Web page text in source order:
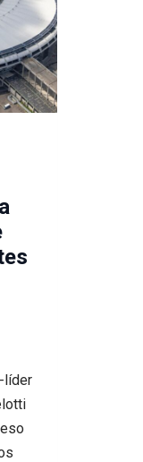
líder